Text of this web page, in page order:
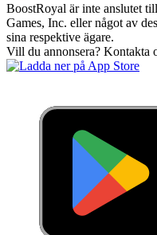
BoostRoyal är inte anslutet
Games, Inc. eller något av
sina respektive ägare.
Vill du annonsera? Kontakta